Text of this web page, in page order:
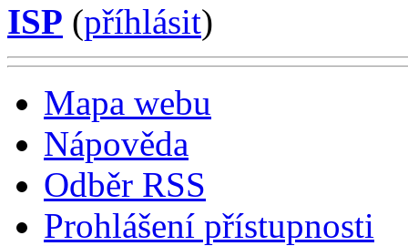
ISP (příhlásit)
Mapa webu
Nápověda
Odběr RSS
Prohlášení přístupnosti